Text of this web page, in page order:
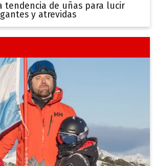
tendencia de uñas para lucir
y atrevidas